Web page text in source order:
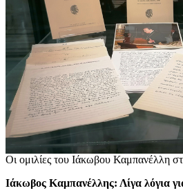
Οι ομιλίες του Ιάκωβου Καμπανέλλη
Ιάκωβος Καμπανέλλης: Λίγα λόγια